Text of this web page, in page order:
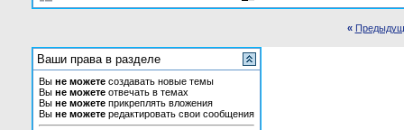
«
Ваши права в разделе
Вы не можете создавать новые темы
Вы не можете отвечать в темах
Вы не можете прикреплять вложения
Вы не можете редактировать свои сообщения